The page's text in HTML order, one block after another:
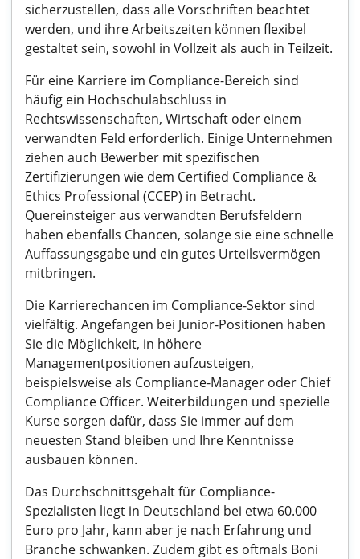
sicherzustellen, dass alle Vorschriften beachtet
werden, und ihre Arbeitszeiten können flexibel
gestaltet sein, sowohl in Vollzeit als auch in Teilzeit.
Für eine Karriere im Compliance-Bereich sind
häufig ein Hochschulabschluss in
Rechtswissenschaften, Wirtschaft oder einem
verwandten Feld erforderlich. Einige Unternehmen
ziehen auch Bewerber mit spezifischen
Zertifizierungen wie dem Certified Compliance &
Ethics Professional (CCEP) in Betracht.
Quereinsteiger aus verwandten Berufsfeldern
haben ebenfalls Chancen, solange sie eine schnelle
Auffassungsgabe und ein gutes Urteilsvermögen
mitbringen.
Die Karrierechancen im Compliance-Sektor sind
vielfältig. Angefangen bei Junior-Positionen haben
Sie die Möglichkeit, in höhere
Managementpositionen aufzusteigen,
beispielsweise als Compliance-Manager oder Chief
Compliance Officer. Weiterbildungen und spezielle
Kurse sorgen dafür, dass Sie immer auf dem
neuesten Stand bleiben und Ihre Kenntnisse
ausbauen können.
Das Durchschnittsgehalt für Compliance-
Spezialisten liegt in Deutschland bei etwa 60.000
Euro pro Jahr, kann aber je nach Erfahrung und
Branche schwanken. Zudem gibt es oftmals Boni